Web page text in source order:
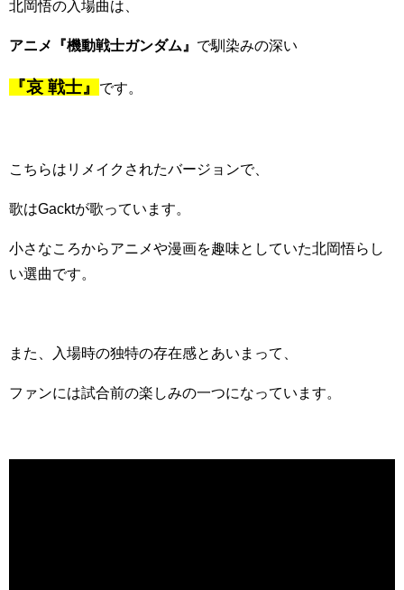
北岡悟の入場曲は、
アニメ『機動戦士ガンダム』 で馴染みの深い
『哀 戦士』 です。
こちらはリメイクされたバージョンで、
歌はGacktが歌っています。
小さなころからアニメや漫画を趣味としていた北岡悟らし
い選曲です。
また、入場時の独特の存在感とあいまって、
ファンには試合前の楽しみの一つになっています。